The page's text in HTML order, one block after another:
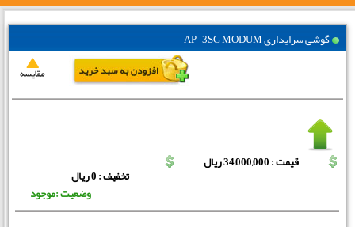
گوشی سرایداری AP-3SG MODUM
قیمت : 34,000,000 ریال
تخفیف : 0 ریال
وضعیت :موجود